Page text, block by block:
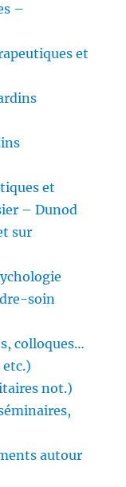
–
et
et
– Dunod
sur
soin
colloques…
not.)
autour